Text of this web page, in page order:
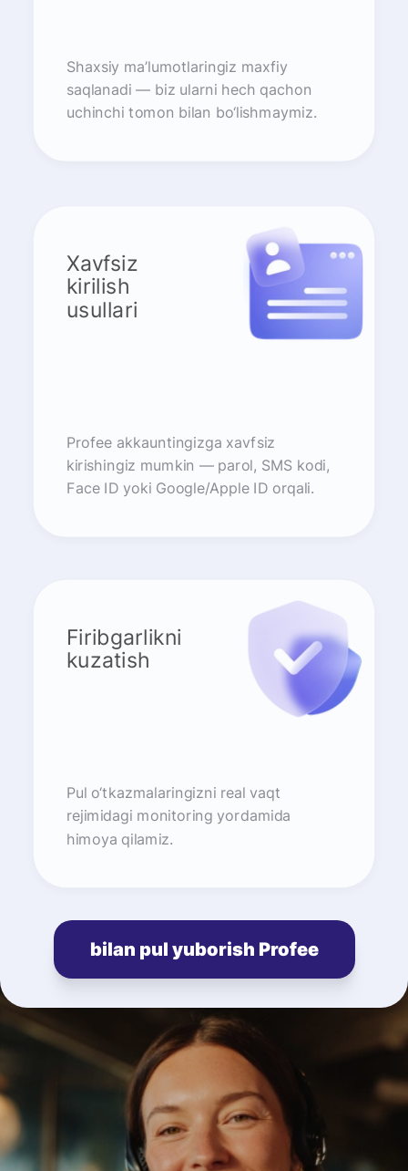
Shaxsiy ma’lumotlaringiz maxfiy
saqlanadi — biz ularni hech qachon
uchinchi tomon bilan bo‘lishmaymiz.
Xavfsiz
kirilish
usullari
Profee akkauntingizga xavfsiz
kirishingiz mumkin — parol, SMS kodi,
Face ID yoki Google/Apple ID orqali.
Firibgarlikni
kuzatish
Pul o‘tkazmalaringizni real vaqt
rejimidagi monitoring yordamida
himoya qilamiz.
bilan pul yuborish Profee